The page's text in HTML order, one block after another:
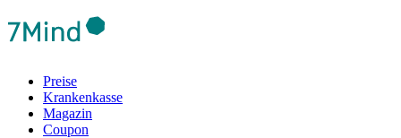
Preise
Krankenkasse
Magazin
Coupon